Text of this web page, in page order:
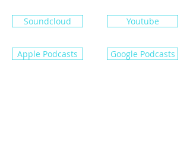
Soundcloud Youtube
Apple Podcasts Google Podcasts